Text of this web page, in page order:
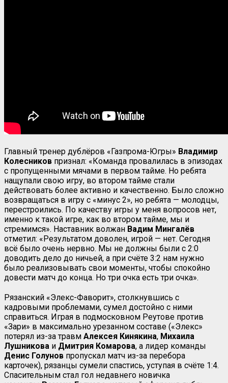
Главный тренер дублёров «Газпрома-Югры» Владимир
Колесников признал: «Команда провалилась в эпизодах
с пропущенными мячами в первом тайме. Но ребята
нащупали свою игру, во втором тайме стали
действовать более активно и качественно. Было сложно
возвращаться в игру с «минус 2», но ребята — молодцы,
перестроились. По качеству игры у меня вопросов нет,
именно к такой игре, как во втором тайме, мы и
стремимся». Наставник волжан Вадим Мингалёв
отметил: «Результатом доволен, игрой — нет. Сегодня
всё было очень нервно. Мы не должны были с 2:0
доводить дело до ничьей, а при счёте 3:2 нам нужно
было реализовывать свои моменты, чтобы спокойно
довести матч до конца. Но три очка есть три очка».
Рязанский «Элекс-Фаворит», столкнувшись с
кадровыми проблемами, сумел достойно с ними
справиться. Играя в подмосковном Реутове против
«Зари» в максимально урезанном составе («Элекс»
потерял из-за травм Алексея Кинякина, Михаила
Лушникова и Дмитрия Комарова, а лидер команды
Денис Голунов пропускал матч из-за перебора
карточек), рязанцы сумели спастись, уступая в счёте 1:4.
Спасительным стал гол недавнего новичка